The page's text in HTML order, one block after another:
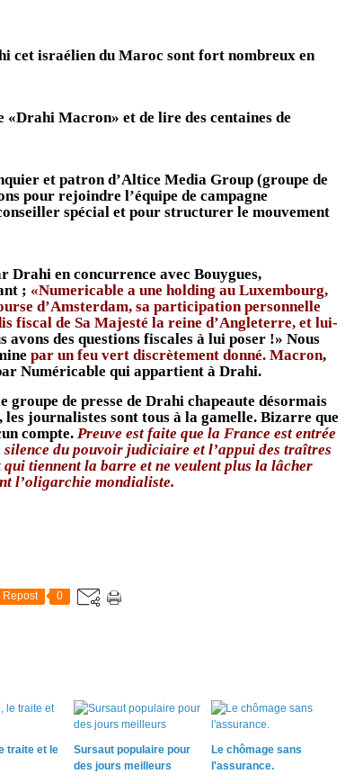
cet israélien du Maroc sont fort nombreux en
Macron» et de lire des centaines de
et patron d’Altice Media Group (groupe de
pour rejoindre l’équipe de campagne
spécial et pour structurer le mouvement
Drahi en concurrence avec Bouygues,
; «Numericable a une holding au Luxembourg,
d’Amsterdam, sa participation personnelle
fiscal de Sa Majesté la reine d’Angleterre, et lui-
avons des questions fiscales à lui poser !» Nous
par un feu vert discrètement donné. Macron,
Numéricable qui appartient à Drahi.
groupe de presse de Drahi chapeaute désormais
journalistes sont tous à la gamelle. Bizarre que
compte. Preuve est faite que la France est entrée
du pouvoir judiciaire et l’appui des traîtres
qui tiennent la barre et ne veulent plus la lâcher
l’oligarchie mondialiste.
Repost 0
traite et le
Sursaut populaire pour
des jours meilleurs
Le chômage sans
l'assurance.